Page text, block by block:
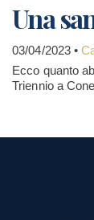
Una
03/04/2023 •
Ecco quanto
Triennio a